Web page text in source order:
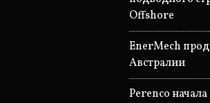
Offshore
EnerMech
Австралии
Perenco